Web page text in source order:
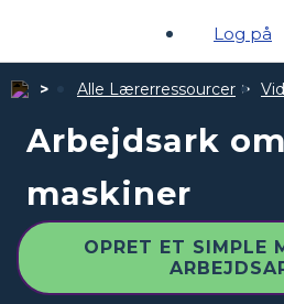
Log på
Alle Lærerressourcer
Arbejdsark
maskiner
OPRET ET SIMPLE